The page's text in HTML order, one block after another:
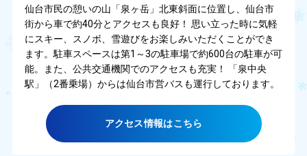
仙台市民の憩いの山「泉ヶ岳」北東斜面に位置し、仙台市
街から車で約40分とアクセスも良好！ 思い立った時に気軽
にスキー、スノボ、雪遊びをお楽しみいただくことができ
ます。駐車スペースは第1～3の駐車場で約600台の駐車が可
能。また、公共交通機関でのアクセスも充実！ 「泉中央
駅」（2番乗場）からは仙台市営バスも運行しております。
アクセス情報はこちら